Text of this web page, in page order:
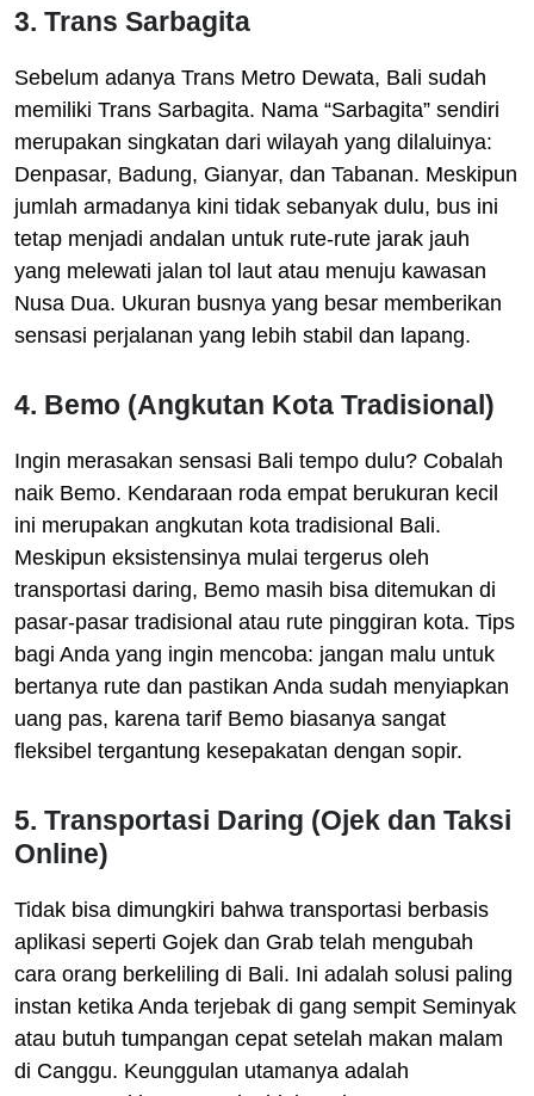
3. Trans Sarbagita
Sebelum adanya Trans Metro Dewata, Bali sudah
memiliki Trans Sarbagita. Nama “Sarbagita” sendiri
merupakan singkatan dari wilayah yang dilaluinya:
Denpasar, Badung, Gianyar, dan Tabanan. Meskipun
jumlah armadanya kini tidak sebanyak dulu, bus ini
tetap menjadi andalan untuk rute-rute jarak jauh
yang melewati jalan tol laut atau menuju kawasan
Nusa Dua. Ukuran busnya yang besar memberikan
sensasi perjalanan yang lebih stabil dan lapang.
4. Bemo (Angkutan Kota Tradisional)
Ingin merasakan sensasi Bali tempo dulu? Cobalah
naik Bemo. Kendaraan roda empat berukuran kecil
ini merupakan angkutan kota tradisional Bali.
Meskipun eksistensinya mulai tergerus oleh
transportasi daring, Bemo masih bisa ditemukan di
pasar-pasar tradisional atau rute pinggiran kota. Tips
bagi Anda yang ingin mencoba: jangan malu untuk
bertanya rute dan pastikan Anda sudah menyiapkan
uang pas, karena tarif Bemo biasanya sangat
fleksibel tergantung kesepakatan dengan sopir.
5. Transportasi Daring (Ojek dan Taksi
Online)
Tidak bisa dimungkiri bahwa transportasi berbasis
aplikasi seperti Gojek dan Grab telah mengubah
cara orang berkeliling di Bali. Ini adalah solusi paling
instan ketika Anda terjebak di gang sempit Seminyak
atau butuh tumpangan cepat setelah makan malam
di Canggu. Keunggulan utamanya adalah